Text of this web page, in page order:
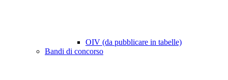
OIV (da pubblicare in tabelle)
Bandi di concorso